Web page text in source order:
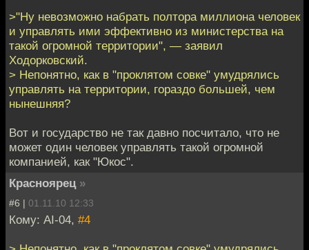
>"Ну невозможно набрать полтора миллиона человек
и управлять ими эффективно из министерства на
такой огромной территории", — заявил
Ходорковский.
> Непонятно, как в "проклятом совке" умудрялись
управлять на территории, гораздо большей, чем
нынешняя?
Вот и государство не так давно посчитало, что не
может один человек управлять такой огромной
компанией, как "Юкос".
Красноярец »
#6 | 01.11.10 12:33
Кому: AI-04, #4